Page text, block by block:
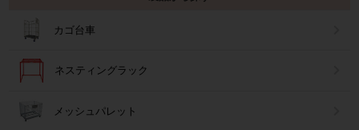
カゴ台車
ネスティングラック
メッシュパレット